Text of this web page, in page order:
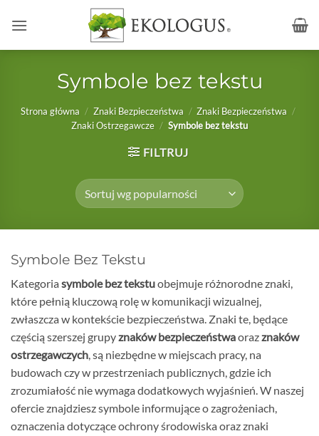
Symbole bez tekstu
Strona główna / Znaki Bezpieczeństwa / Znaki Bezpieczeństwa /
Znaki Ostrzegawcze / Symbole bez tekstu
FILTRUJ
Symbole Bez Tekstu
Kategoria symbole bez tekstuobejmuje różnorodne znaki,
które pełnią kluczową rolę w komunikacji wizualnej,
zwłaszcza w kontekście bezpieczeństwa. Znaki te, będące
częścią szerszej grupyznaków bezpieczeństwaorazznaków
ostrzegawczych, są niezbędne w miejscach pracy, na
budowach czy w przestrzeniach publicznych, gdzie ich
zrozumiałość nie wymaga dodatkowych wyjaśnień. W naszej
ofercie znajdziesz symbole informujące o zagrożeniach,
oznaczenia dotyczące ochrony środowiska oraz znaki